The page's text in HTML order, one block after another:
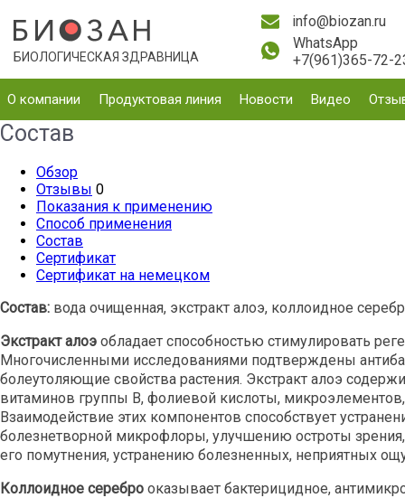
БИОЛОГИЧЕСКАЯ ЗДРАВНИЦА
info@biozan.ru
WhatsApp
+7(961)365-72-
О компании Продуктовая линия Новости Видео
Состав
Обзор
Отзывы 0
Показания к применению
Способ применения
Состав
Сертификат
Сертификат на немецком
Состав: вода очищенная, экстракт алоэ, коллоидное
Экстракт алоэ обладает способностью стимулировать
Многочисленными исследованиями подтверждены
болеутоляющие свойства растения. Экстракт алоэ
витаминов группы В, фолиевой кислоты,
Взаимодействие этих компонентов способствует
болезнетворной микрофлоры, улучшению остроты
его помутнения, устранению болезненных, неприятных
Коллоидное серебро оказывает бактерицидное,